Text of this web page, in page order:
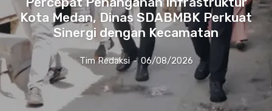
Kota Medan, Dinas SDABMBK Perkuat
Sinergi dengan Kecamatan
Tim Redaksi - 06/08/2026